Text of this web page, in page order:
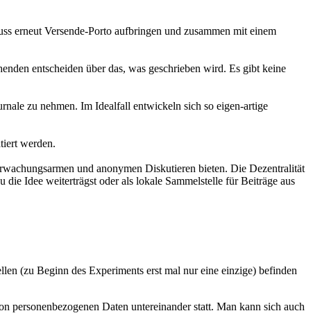
erneut Versende-Porto aufbringen und zusammen mit einem
entscheiden über das, was geschrieben wird. Es gibt keine
zu nehmen. Im Idealfall entwickeln sich so eigen-artige
werden.
und anonymen Diskutieren bieten. Die Dezentralität
Idee weiterträgst oder als lokale Sammelstelle für Beiträge aus
(zu Beginn des Experiments erst mal nur eine einzige) befinden
personenbezogenen Daten untereinander statt. Man kann sich auch